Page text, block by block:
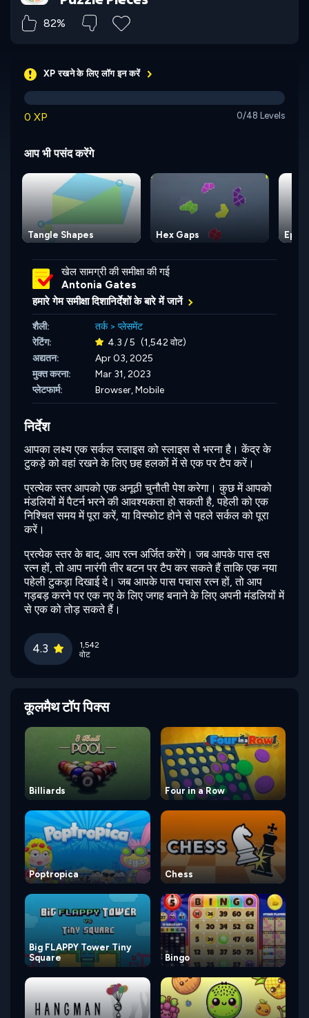
82%
XP रखने के लिए लॉग इन करें
0 XP 0/48 Levels
आप भी पसंद करेंगे
Tangle Shapes Hex Gaps Epic
खेल सामग्री की समीक्षा की गई
Antonia Gates
हमारे गेम समीक्षा दिशानिर्देशों के बारे में जानें
शैली: तर्क> प्लेसमेंट
रेटिंग:
4.3 / 5 (1,542 वोट)
अद्यतन:
Apr 03, 2025
मुक्त करना:
Mar 31, 2023
प्लेटफार्म:
Browser, Mobile
निर्देश
आपका लक्ष्य एक सर्कल स्लाइस को स्लाइस से भरना है। केंद्र के
टुकड़े को वहां रखने के लिए छह हलकों में से एक पर टैप करें।
प्रत्येक स्तर आपको एक अनूठी चुनौती पेश करेगा। कुछ में आपको
मंडलियों में पैटर्न भरने की आवश्यकता हो सकती है, पहेली को एक
निश्चित समय में पूरा करें, या विस्फोट होने से पहले सर्कल को पूरा
करें।
प्रत्येक स्तर के बाद, आप रत्न अर्जित करेंगे। जब आपके पास दस
रत्न हों, तो आप नारंगी तीर बटन पर टैप कर सकते हैं ताकि एक नया
पहेली टुकड़ा दिखाई दे। जब आपके पास पचास रत्न हों, तो आप
गड़बड़ करने पर एक नए के लिए जगह बनाने के लिए अपनी मंडलियों में
से एक को तोड़ सकते हैं।
4.3
1,542
वोट
कूलमैथ टॉप पिक्स
Billiards Four in a Row
Poptropica Chess
Big FLAPPY Tower Tiny
Square
Bingo